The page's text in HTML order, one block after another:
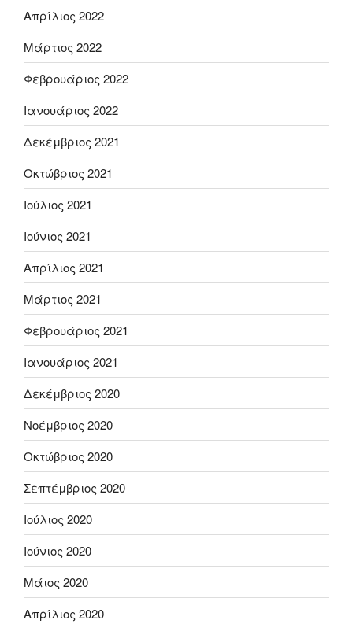
Απρίλιος 2022
Μάρτιος 2022
Φεβρουάριος 2022
Ιανουάριος 2022
Δεκέμβριος 2021
Οκτώβριος 2021
Ιούλιος 2021
Ιούνιος 2021
Απρίλιος 2021
Μάρτιος 2021
Φεβρουάριος 2021
Ιανουάριος 2021
Δεκέμβριος 2020
Νοέμβριος 2020
Οκτώβριος 2020
Σεπτέμβριος 2020
Ιούλιος 2020
Ιούνιος 2020
Μάιος 2020
Απρίλιος 2020